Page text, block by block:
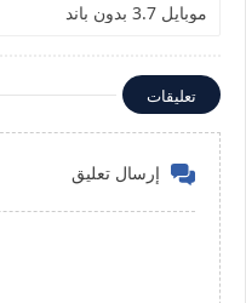
موبايل 3.7 بدون باند
تعليقات
إرسال تعليق